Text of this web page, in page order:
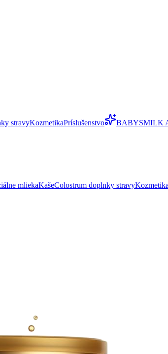
stravyKozmetikaPríslušenstvo BABYSMILK
mliekaKašeColostrum doplnky stravyKozmetika